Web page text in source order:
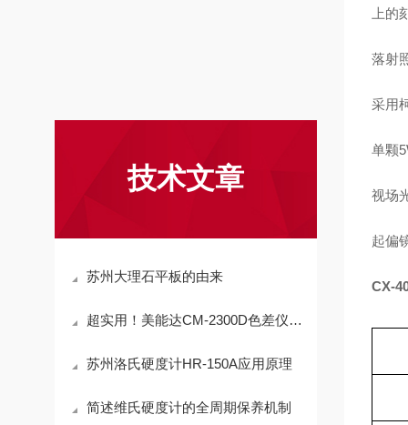
技术文章
苏州大理石平板的由来
超实用！美能达CM-2300D色差仪定期维护保养方法大汇总
苏州洛氏硬度计HR-150A应用原理
简述维氏硬度计的全周期保养机制
上
落射
采用
单颗
视场
起偏
CX-